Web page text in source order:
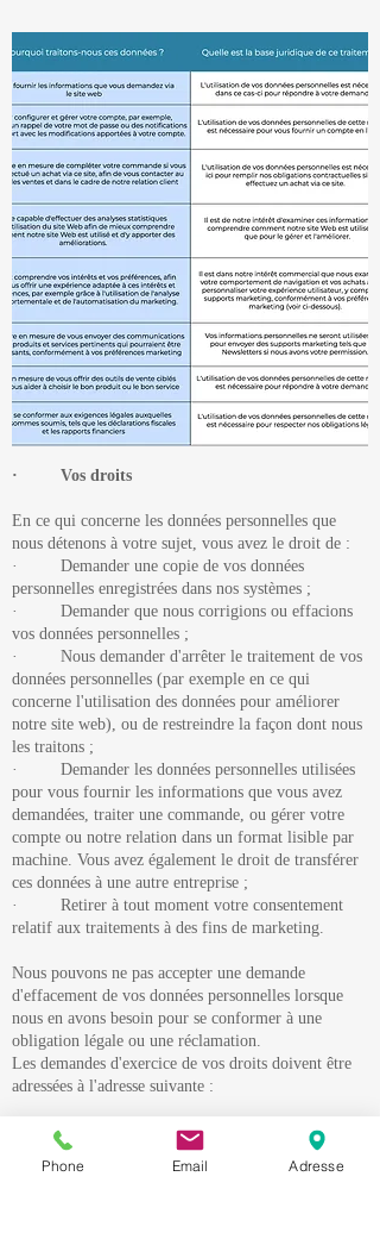
· Vos droits
En ce qui concerne les données personnelles que
nous détenons à votre sujet, vous avez le droit de :
· Demander une copie de vos données
personnelles enregistrées dans nos systèmes ;
· Demander que nous corrigions ou effacions
vos données personnelles ;
· Nous demander d'arrêter le traitement de vos
données personnelles (par exemple en ce qui
concerne l'utilisation des données pour améliorer
notre site web), ou de restreindre la façon dont nous
les traitons ;
· Demander les données personnelles utilisées
pour vous fournir les informations que vous avez
demandées, traiter une commande, ou gérer votre
compte ou notre relation dans un format lisible par
machine. Vous avez également le droit de transférer
ces données à une autre entreprise ;
· Retirer à tout moment votre consentement
relatif aux traitements à des fins de marketing.
Nous pouvons ne pas accepter une demande
d'effacement de vos données personnelles lorsque
nous en avons besoin pour se conformer à une
obligation légale ou une réclamation.
Les demandes d'exercice de vos droits doivent être
adressées à l'adresse suivante :
patricia.irureta@mdb-services.fr
Pour vous aider à formuler votre demande, vous
Phone Email Adresse